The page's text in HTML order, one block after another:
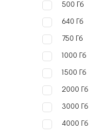
500 Гб
640 Гб
750 Гб
1000 Гб
1500 Гб
2000 Гб
3000 Гб
4000 Гб